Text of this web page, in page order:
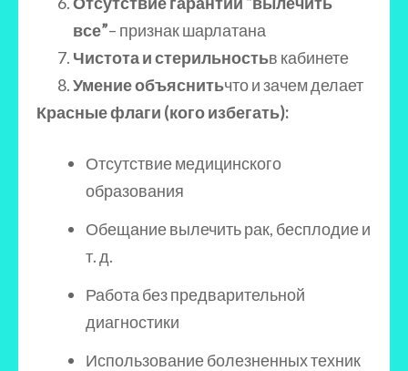
все”– признак шарлатана
Чистота и стерильностьв кабинете
Умение объяснитьчто и зачем делает
Красные флаги (кого избегать):
Отсутствие медицинского
образования
Обещание вылечить рак, бесплодие и
т. д.
Работа без предварительной
диагностики
Использование болезненных техник